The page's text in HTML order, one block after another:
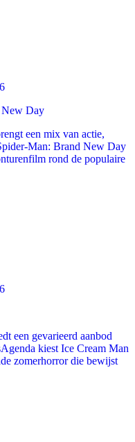
New Day
een mix van actie,
Man: Brand New Day
rond de populaire
een gevarieerd aanbod
kiest Ice Cream Man
zomerhorror die bewijst